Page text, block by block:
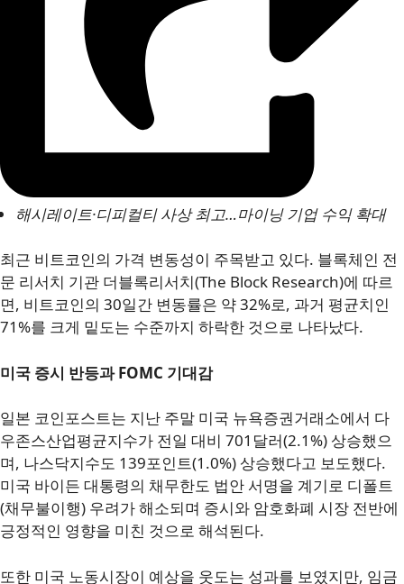
해시레이트·디피컬티 사상 최고…마이닝 기업 수익 확대
최근 비트코인의 가격 변동성이 주목받고 있다. 블록체인 전
문 리서치 기관 더블록리서치(The Block Research)에 따르
면, 비트코인의 30일간 변동률은 약 32%로, 과거 평균치인
71%를 크게 밑도는 수준까지 하락한 것으로 나타났다.
미국 증시 반등과 FOMC 기대감
일본 코인포스트는 지난 주말 미국 뉴욕증권거래소에서 다
우존스산업평균지수가 전일 대비 701달러(2.1%) 상승했으
며, 나스닥지수도 139포인트(1.0%) 상승했다고 보도했다.
미국 바이든 대통령의 채무한도 법안 서명을 계기로 디폴트
(채무불이행) 우려가 해소되며 증시와 암호화폐 시장 전반에
긍정적인 영향을 미친 것으로 해석된다.
또한 미국 노동시장이 예상을 웃도는 성과를 보였지만, 임금